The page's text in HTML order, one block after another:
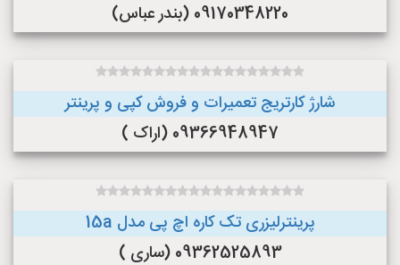
09170348220 (بندر عباس)
شارژ کارتریج تعمیرات و فروش کپی و پرینتر
09366948947 (اراک )
پرینترلیزری تک کاره اچ پی مدل 15a
09362525893 (ساری )